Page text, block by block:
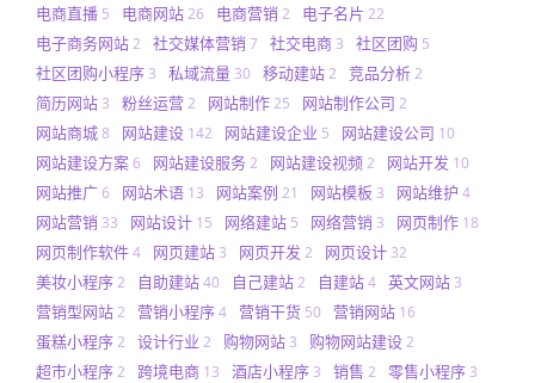
电商直播 5 电商网站26 电商营销 2 电子名片 22
电子商务网站2 社交媒体营销 7 社交电商 3 社区团购 5
社区团购小程序 3 私域流量 30 移动建站2 竞品分析2
简历网站 3 粉丝运营2 网站制作25 网站制作公司 2
网站商城8 网站建设 142 网站建设企业 5 网站建设公司 10
网站建设方案6 网站建设服务2 网站建设视频2 网站开发 10
网站推广6 网站术语 13 网站案例 21 网站模板 3 网站维护 4
网站营销 33 网站设计 15 网络建站 5 网络营销 3 网页制作 18
网页制作软件4 网页建站 3 网页开发 2 网页设计 32
美妆小程序2 自助建站40 自己建站2 自建站4 英文网站 3
营销型网站2 营销小程序4 营销干货 50 营销网站 16
蛋糕小程序2 设计行业 2 购物网站 3 购物网站建设2
超市小程序2 跨境电商 13 酒店小程序 3 销售 2 零售小程序 3